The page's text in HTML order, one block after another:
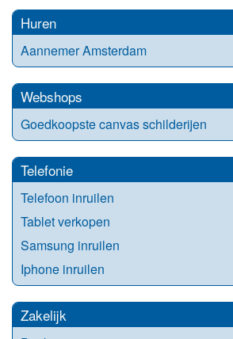
Huren
Aannemer Amsterdam
Webshops
Goedkoopste canvas schilderijen
Telefonie
Telefoon inruilen
Tablet verkopen
Samsung inruilen
Iphone inruilen
Zakelijk